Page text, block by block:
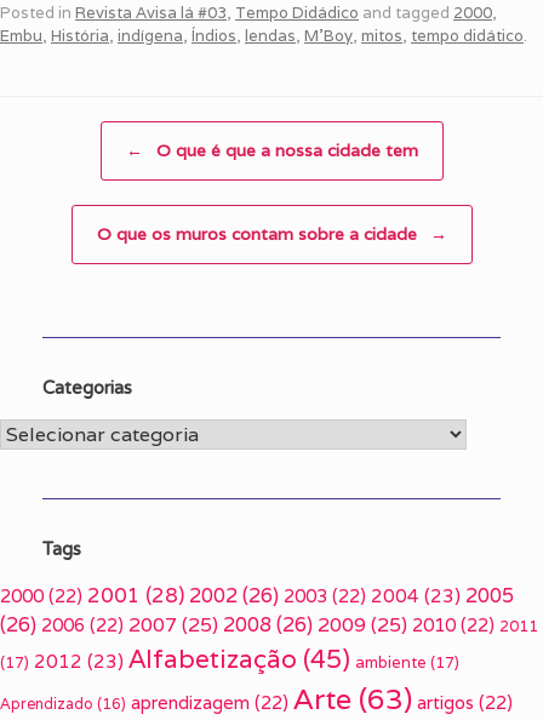
Posted in Revista Avisa lá #03, Tempo Didádico and tagged 2000,
Embu, História, indígena, Índios, lendas, M'Boy, mitos, tempo didático.
← O que é que a nossa cidade tem
O que os muros contam sobre a cidade →
Categorias
Categorias
Tags
2000 (22) 2001 (28) 2002(26) 2003 (22) 2004 (23) 2005
(26) 2006 (22) 2007 (25) 2008(26) 2009(25) 2010 (22) 2011
(17) 2012 (23) Alfabetização (45) ambiente (17)
Aprendizado (16) aprendizagem (22) Arte (63) artigos (22)